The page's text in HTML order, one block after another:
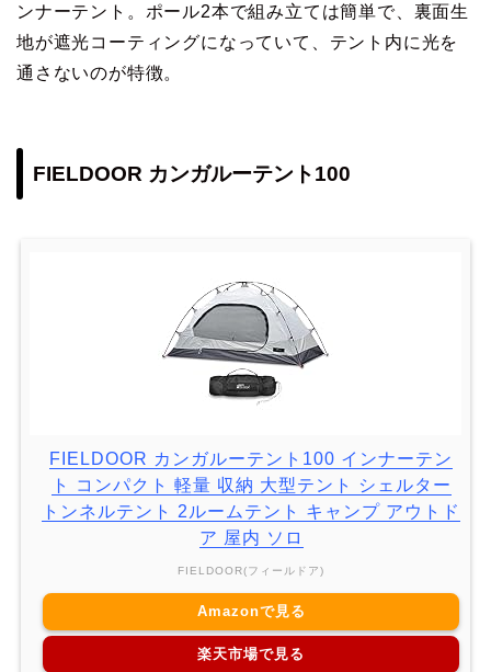
ンナーテント。ポール2本で組み立ては簡単で、裏面生
地が遮光コーティングになっていて、テント内に光を
通さないのが特徴。
FIELDOOR カンガルーテント100
FIELDOOR カンガルーテント100 インナーテン
ト コンパクト 軽量 収納 大型テント シェルター
トンネルテント 2ルームテント キャンプ アウトド
ア 屋内 ソロ
FIELDOOR(フィールドア)
Amazonで見る
楽天市場で見る